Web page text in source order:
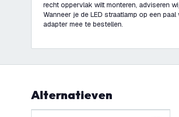
recht oppervlak wilt monteren, adviseren
Wanneer je de LED straatlamp op een
adapter mee te bestellen.
Alternatieven